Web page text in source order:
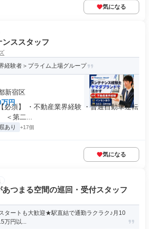
気になる
ンススタッフ
経験者＞プライム上場グループ
新宿区
万円
必須】 ・不動産業界経験 ・普通自動車運転
＜第二...
あり +17個
気になる
つまる空間の巡回・受付スタッフ
タートも大歓迎★駅直結で通勤ラクラク♪月10
万円以...